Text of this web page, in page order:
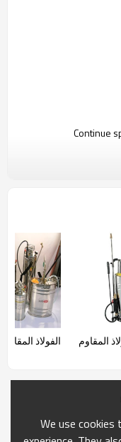
Continue
المقاوم
الفولاذ
We use